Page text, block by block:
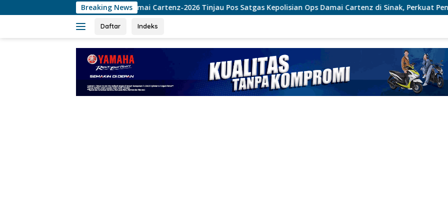
ke
Breaking News
Kaops Damai Cartenz-2026 Tinjau Pos Satgas Kepolisian Ops Damai Cartenz di Sinak, Perkuat Pendekatan Humanis
Daftar Indeks